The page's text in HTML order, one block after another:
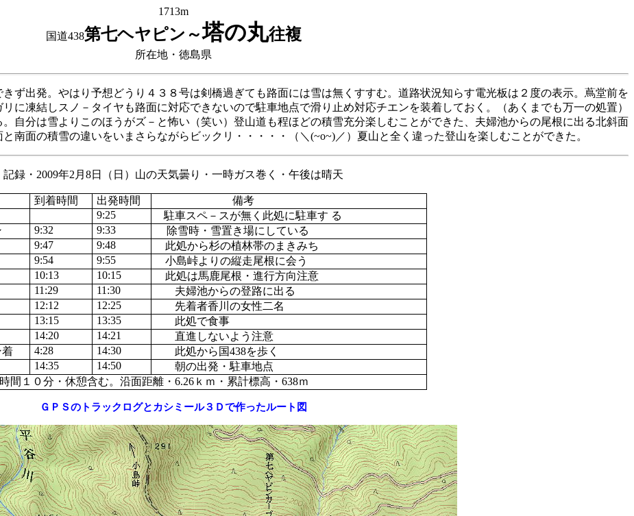
1713m
国道438第七ヘヤピン～塔の丸往複
所在地・徳島県
ず出発。やはり予想どうり４３８号は剣橋過ぎても路面には雪は無くすすむ。道路状況知らす電光板は２度の表示。蔦堂前を
に凍結しスノ－タイヤも路面に対応できないので駐車地点で滑り止め対応チエンを装着しておく。（あくまでも万一の処置）
自分は雪よりこのほうがズ－と怖い（笑い）登山道も程ほどの積雪充分楽しむことができた、夫婦池からの尾根に出る北斜面
南面の積雪の違いをいまさらながらビックリ・・・・・（＼ (~o~)／）夏山と全く違った登山を楽しむことができた。
記録・ 2009年2 月 8日（日）山の天気曇り・一時ガス巻く・午後は晴天
到着時間 出発時間
備考
9:25 駐車スペ－スが無く此処に駐車す る
9:32 9:33
除雪時・雪置き場にしている
9:47 9:48
此処から杉の植林帯のまきみち
9:54 9:55
小島峠よりの縦走尾根に会う
10:13 10:15
此処は馬鹿尾根・進行方向注意
11:29 11:30
夫婦池からの登路に出る
12:12 12:25
先着者香川の女性二名
13:15 13:35
此処で食事
14:20 14:21
直進しないよう注意
4:28 14:30 此処から国438を歩く
14:35 14:50
朝の出発・駐車地点
間１０分・休憩含む。沿面距離・6.26ｋｍ・累計標高・638ｍ
ＧＰＳのトラックログとカシミール３Ｄで作ったルート図